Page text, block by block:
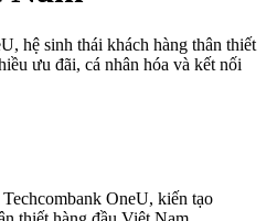
hệ sinh thái khách hàng thân thiết
ưu đãi, cá nhân hóa và kết nối